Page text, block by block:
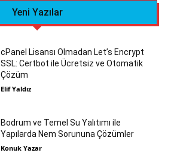
Yeni Yazılar
cPanel Lisansı Olmadan Let’s Encrypt
SSL: Certbot ile Ücretsiz ve Otomatik
Çözüm
Elif Yaldız
Bodrum ve Temel Su Yalıtımı ile
Yapılarda Nem Sorununa Çözümler
Konuk Yazar